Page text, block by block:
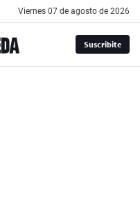
viernes 07 de agosto de 2026
Suscribite